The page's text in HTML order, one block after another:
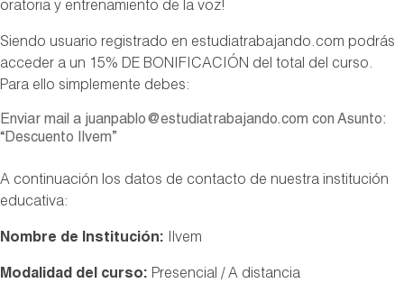
oratoria y entrenamiento de la voz!
Siendo usuario registrado en estudiatrabajando.com podrás
acceder a un 15% DE BONIFICACIÓN del total del curso.
Para ello simplemente debes:
Enviar mail a juanpablo@estudiatrabajando.com con Asunto:
“Descuento Ilvem”
A continuación los datos de contacto de nuestra institución
educativa:
Nombre de Institución: Ilvem
Modalidad del curso: Presencial / A distancia